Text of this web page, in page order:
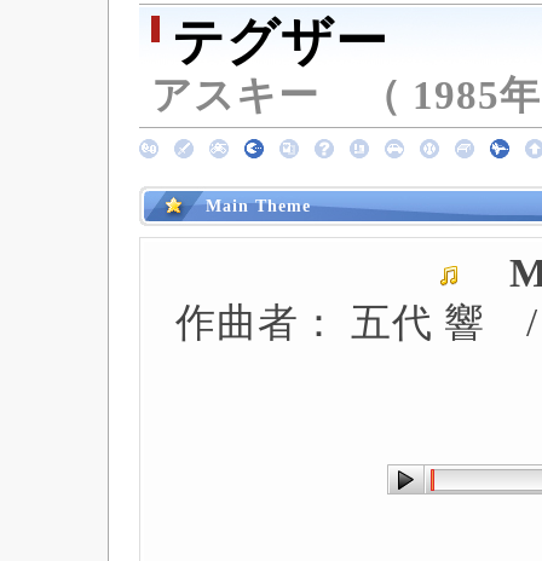
テグザー
アスキー （ 1985
Main Theme
作曲者： 五代 響